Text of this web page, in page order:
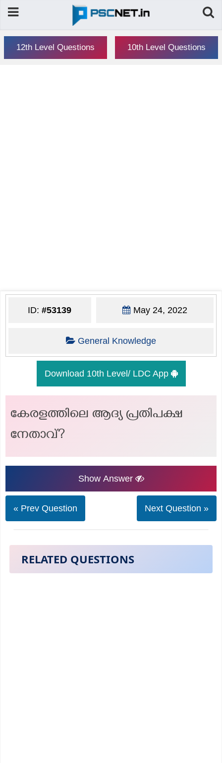
12th Level Questions 10th Level Questions
ID:#53139 May 24, 2022
General Knowledge
Download 10th Level/ LDC App
കേരളത്തിലെ ആദ്യ പ്രതിപക്ഷ
നേതാവ്?
Show Answer
« Prev Question Next Question »
RELATED QUESTIONS